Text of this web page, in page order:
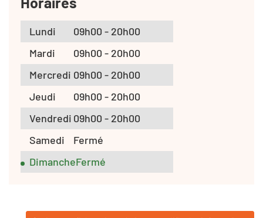
Lundi
09h00 - 20h00
Mardi
09h00 - 20h00
Mercredi 09h00 - 20h00
Jeudi
09h00 - 20h00
Vendredi 09h00 - 20h00
Samedi
Fermé
DimancheFermé